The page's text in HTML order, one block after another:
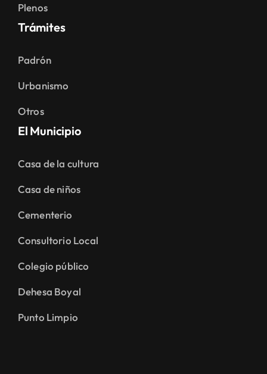
Plenos
Trámites
Padrón
Urbanismo
Otros
El Municipio
Casa de la cultura
Casa de niños
Cementerio
Consultorio Local
Colegio público
Dehesa Boyal
Punto Limpio